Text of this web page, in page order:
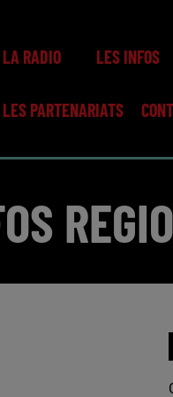
LA RADIO LES INFOS
LES PARTENARIATS